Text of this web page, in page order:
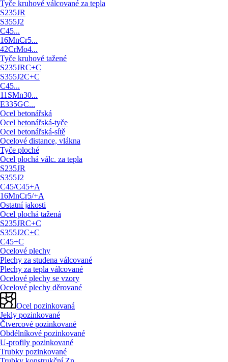
Tyče kruhové válcované za tepla
S235JR
S355J2
C45...
16MnCr5...
42CrMo4...
Tyče kruhové tažené
S235JRC+C
S355J2C+C
C45...
11SMn30...
E335GC...
Ocel betonářská
Ocel betonářská-tyče
Ocel betonářská-sítě
Ocelové distance, vlákna
Tyče ploché
Ocel plochá válc. za tepla
S235JR
S355J2
C45/C45+A
16MnCr5/+A
Ostatní jakosti
Ocel plochá tažená
S235JRC+C
S355J2C+C
C45+C
Ocelové plechy
Plechy za studena válcované
Plechy za tepla válcované
Ocelové plechy se vzory
Ocelové plechy děrované
Ocel pozinkovaná
Jekly pozinkované
Čtvercové pozinkované
Obdélníkové pozinkované
U-profily pozinkované
Trubky pozinkované